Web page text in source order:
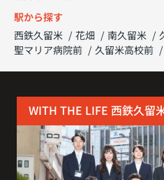
駅から探す
西鉄久留米
花畑 南久留米
聖マリア病院前
久留米高校前
WITH THE LIFE 西鉄久留